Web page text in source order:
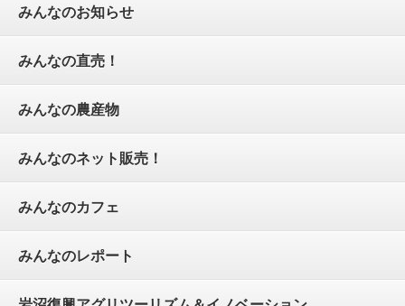
みんなのお知らせ
みんなの直売！
みんなの農産物
みんなのネット販売！
みんなのカフェ
みんなのレポート